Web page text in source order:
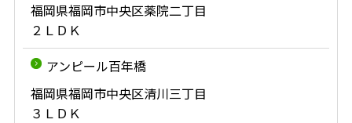
福岡県福岡市中央区薬院二丁目
２ＬＤＫ
アンピール百年橋
福岡県福岡市中央区清川三丁目
３ＬＤＫ